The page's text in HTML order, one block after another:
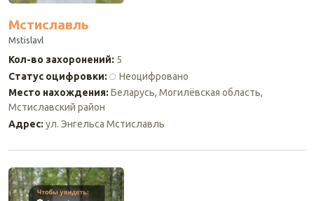
Мстиславль
Mstislavl
Кол-во захоронений: 5
Статус оцифровки:
Неоцифровано
Место нахождения: Беларусь, Могилёвская область,
Мстиславский район
Адрес: ул. Энгельса Мстиславль